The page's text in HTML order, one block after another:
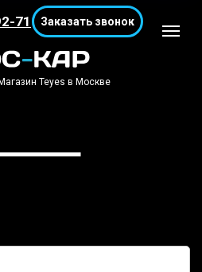
Teyes в Москве
71 Заказать звонок